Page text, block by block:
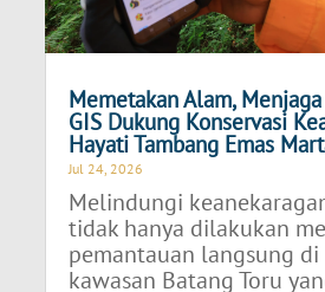
Memetakan Alam,
GIS Dukung Konservasi
Hayati Tambang Emas
Jul 24, 2026
Melindungi
tidak hanya dilakukan
pemantauan langsung di
kawasan Batang Toru